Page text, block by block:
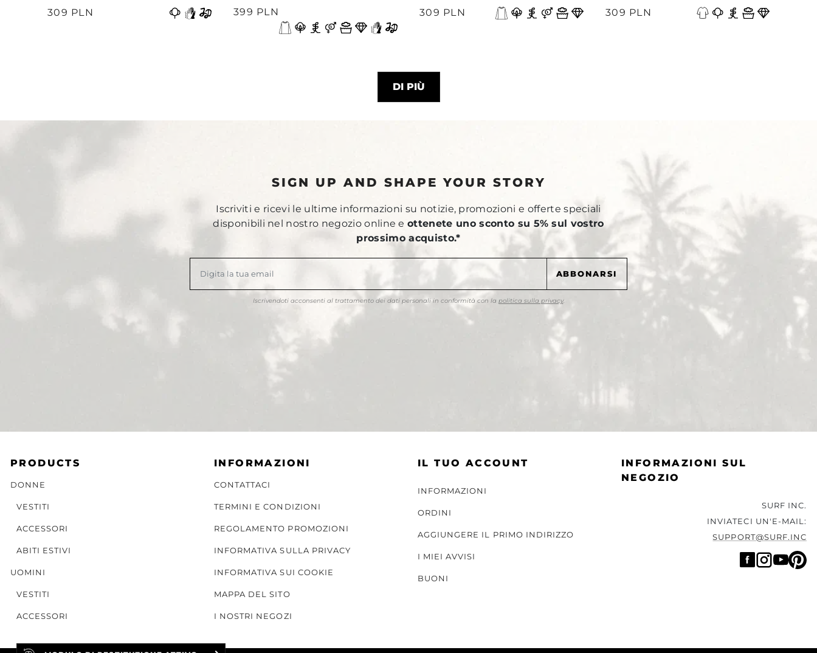
309 PLN
399 PLN
309 PLN
309 PLN
Precedente
DI PIÙ
SIGN UP AND SHAPE YOUR STORY
Iscriviti e ricevi le ultime informazioni su notizie, promozioni e offerte speciali
disponibili nel nostro negozio online eottenete uno sconto su 5% sul vostro
prossimo acquisto.*
Iscrivendoti acconsenti al trattamento dei dati personali in conformità con la politica sulla privacy.
PRODUCTS
DONNE
VESTITI
ACCESSORI
ABITI ESTIVI
UOMINI
VESTITI
ACCESSORI
INFORMAZIONI
CONTATTACI
TERMINI E CONDIZIONI
REGOLAMENTO PROMOZIONI
INFORMATIVA SULLA PRIVACY
INFORMATIVA SUI COOKIE
MAPPA DEL SITO
I NOSTRI NEGOZI
IL TUO ACCOUNT
INFORMAZIONI
ORDINI
AGGIUNGERE IL PRIMO INDIRIZZO
I MIEI AVVISI
BUONI
INFORMAZIONI SUL
NEGOZIO
SURF INC.
INVIATECI UN'E-MAIL:
SUPPORT@SURF.INC